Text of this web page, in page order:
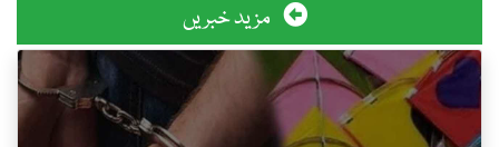
مزید خبریں